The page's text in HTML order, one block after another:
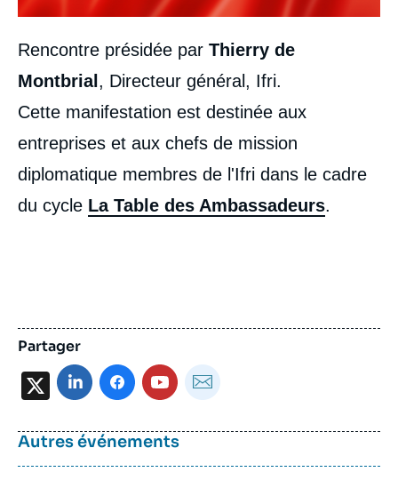
Rencontre présidée par Thierry de
Montbrial , Directeur général, Ifri.
Cette manifestation est destinée aux
entreprises et aux chefs de mission
diplomatique membres de l'Ifri dans le cadre
du cycle La Table des Ambassadeurs.
Partager
X
Autres événements